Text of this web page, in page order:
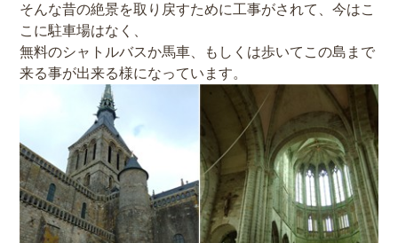
そんな昔の絶景を取り戻すために工事がされて、今はこ
こに駐車場はなく、
無料のシャトルバスか馬車、もしくは歩いてこの島まで
来る事が出来る様になっています。